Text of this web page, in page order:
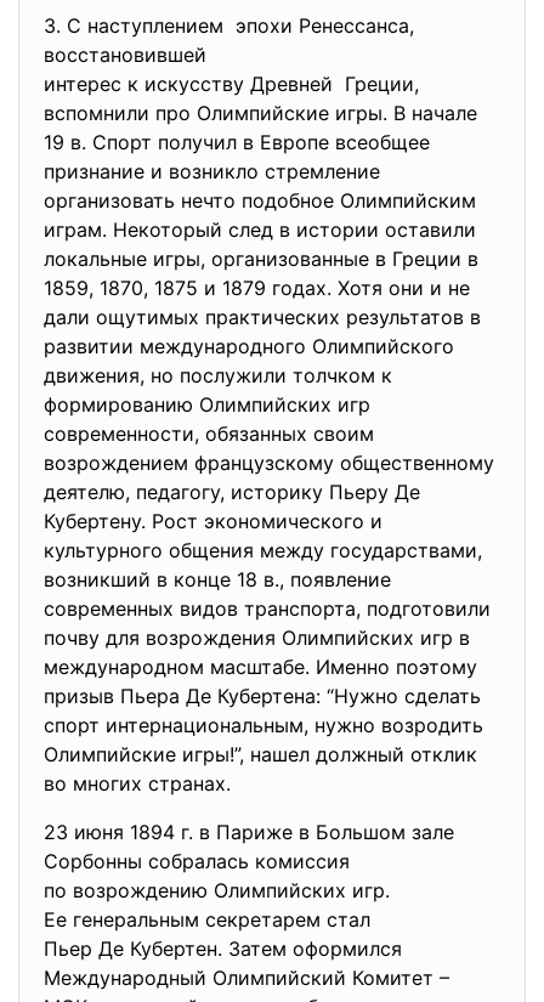
3. С наступлением эпохи Ренессанса,
восстановившей
интерес к искусству Древней Греции,
вспомнили про Олимпийские игры. В начале
19 в. Спорт получил в Европе всеобщее
признание и возникло стремление
организовать нечто подобное Олимпийским
играм. Некоторый след в истории оставили
локальные игры, организованные в Греции в
1859, 1870, 1875 и 1879 годах. Хотя они и не
дали ощутимых практических результатов в
развитии международного Олимпийского
движения, но послужили толчком к
формированию Олимпийских игр
современности, обязанных своим
возрождением французскому общественному
деятелю, педагогу, историку Пьеру Де
Кубертену. Рост экономического и
культурного общения между государствами,
возникший в конце 18 в., появление
современных видов транспорта, подготовили
почву для возрождения Олимпийских игр в
международном масштабе. Именно поэтому
призыв Пьера Де Кубертена: “Нужно сделать
спорт интернациональным, нужно возродить
Олимпийские игры!”, нашел должный отклик
во многих странах.
23 июня 1894 г. в Париже в Большом зале
Сорбонны собралась комиссия
по возрождению Олимпийских игр.
Ее генеральным секретарем стал
Пьер Де Кубертен. Затем оформился
Международный Олимпийский Комитет –